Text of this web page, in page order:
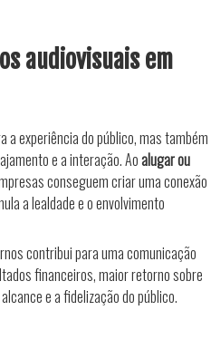
audiovisuais em
a experiência do público, mas também
e a interação. Aoalugar ou
conseguem criar uma conexão
a lealdade e o envolvimento
contribui para uma comunicação
financeiros, maior retorno sobre
e a fidelização do público.